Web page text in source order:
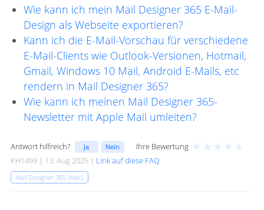
Wie kann ich mein Mail Designer 365 E-Mail-
Design als Webseite exportieren?
Kann ich die E-Mail-Vorschau für verschiedene
E-Mail-Clients wie Outlook-Versionen, Hotmail,
Gmail, Windows 10 Mail, Android E-Mails, etc
rendern in Mail Designer 365?
Wie kann ich meinen Mail Designer 365-
Newsletter mit Apple Mail umleiten?
Antwort hilfreich? Ja Nein Ihre Bewertung ★ ★ ★ ★ ★
KH1499 | 13. Aug 2025 | Link auf diese FAQ
Mail Designer 365 (Mac)